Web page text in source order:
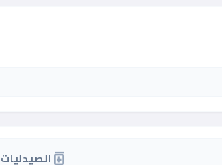
medicationالصيدليات